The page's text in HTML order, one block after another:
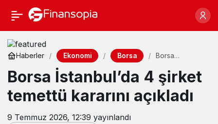
Haberler Ekonomi Borsa
Borsa
şirket temettü
kararını açıkladı
Borsa İstanbul’da 4 şirket
temettü kararını açıkladı
9 Temmuz 2026, 12:39 yayınlandı